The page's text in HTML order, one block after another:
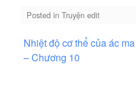
Posted in Truyện edit
Điều
hướng
Nhiệt độ cơ thể của ác ma
– Chương 10